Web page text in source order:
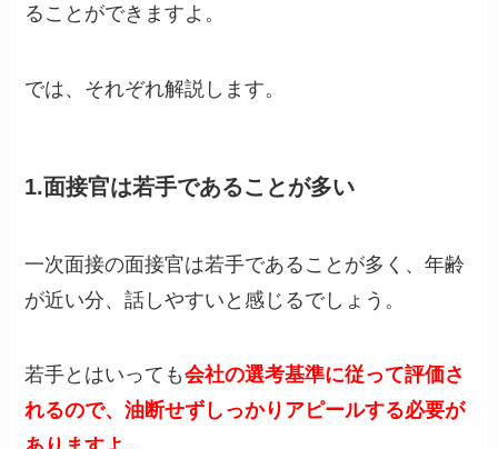
ることができますよ。
では、それぞれ解説します。
1.面接官は若手であることが多い
一次面接の面接官は若手であることが多く、年齢
が近い分、話しやすいと感じるでしょう。
若手とはいっても会社の選考基準に従って評価さ
れるので、油断せずしっかりアピールする必要が